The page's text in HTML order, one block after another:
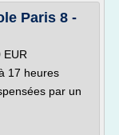
Paris 8 -
EUR
17 heures
par un